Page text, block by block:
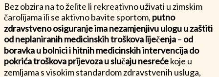
Bez obzira na to želite li rekreativno uživati u zimskim
čarolijama ili se aktivno bavite sportom, putno
zdravstveno osiguranje ima nezamjenjivu ulogu u zaštiti
od neplaniranih medicinskih troškova liječenja– od
boravka u bolnici i hitnih medicinskih intervencija do
pokrića troškova prijevoza u slučaju nesrećekoje u
zemljama s visokim standardom zdravstvenih usluga,